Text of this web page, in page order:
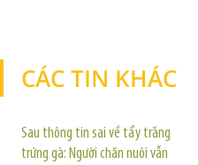
CÁC TIN KHÁC
Sau thông tin sai về tẩy trắng
trứng gà: Người chăn nuôi vẫn